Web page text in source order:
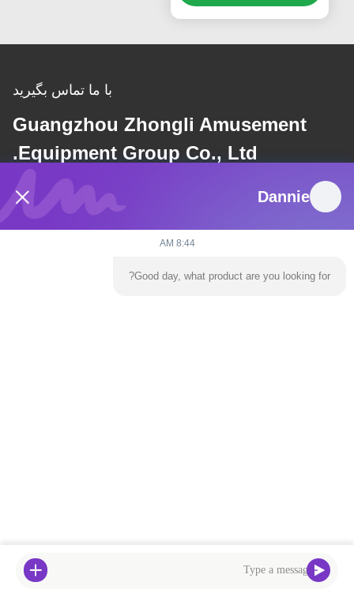
با ما تماس بگیرید
Guangzhou Zhongli Amusement
Equipment Group Co., Ltd.
نامه الکترونیکی
dannie@zhongliyoule.com
Guangzhou Zhongli Amusement Equipment Group Co., Ltd. تمام
Dannie
8:44 AM
Good day, what product are you looking for?